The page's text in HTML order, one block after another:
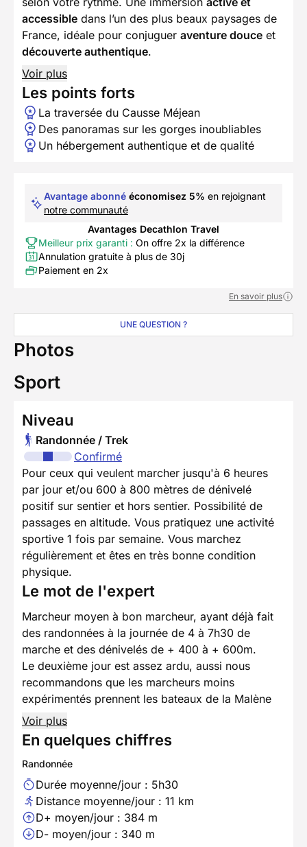
accessible dans l’un des plus beaux paysages de
France, idéale pour conjuguer aventure douce et
découverte authentique.
Voir plus
Les points forts
La traversée du Causse Méjean
Des panoramas sur les gorges inoubliables
Un hébergement authentique et de qualité
Avantage abonné économisez 5% en rejoignant
notre communauté
Avantages Decathlon Travel
Meilleur prix garanti : On offre 2x la différence
Annulation gratuite à plus de 30j
Paiement en 2x
En savoir plus
UNE QUESTION ?
Photos
Sport
Niveau
Randonnée / Trek
Confirmé
Pour ceux qui veulent marcher jusqu'à 6 heures
par jour et/ou 600 à 800 mètres de dénivelé
positif sur sentier et hors sentier. Possibilité de
passages en altitude. Vous pratiquez une activité
sportive 1 fois par semaine. Vous marchez
régulièrement et êtes en très bonne condition
physique.
Le mot de l'expert
Marcheur moyen à bon marcheur, ayant déjà fait
des randonnées à la journée de 4 à 7h30 de
marche et des dénivelés de + 400 à + 600m.
Le deuxième jour est assez ardu, aussi nous
recommandons que les marcheurs moins
expérimentés prennent les bateaux de la Malène
Voir plus
En quelques chiffres
Randonnée
Durée moyenne/jour : 5h30
Distance moyenne/jour : 11 km
D+ moyen/jour : 384 m
D- moyen/jour : 340 m